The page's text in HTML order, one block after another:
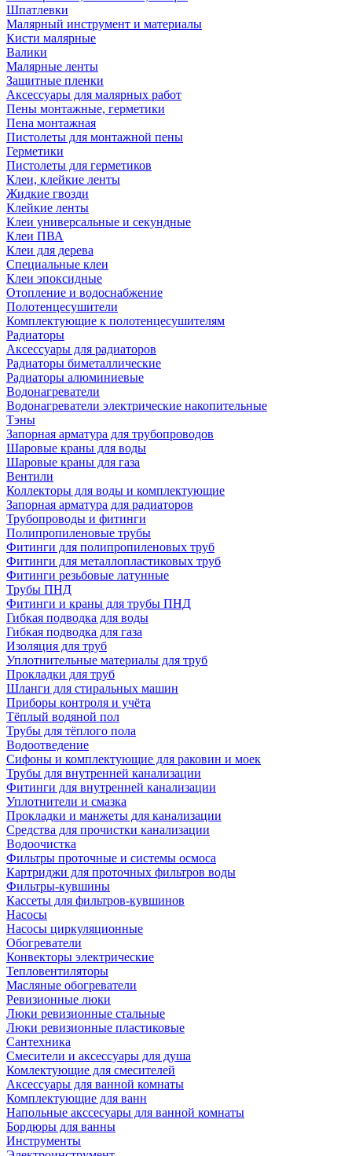
Шпатлевки
Малярный инструмент и материалы
Кисти малярные
Валики
Малярные ленты
Защитные пленки
Аксессуары для малярных работ
Пены монтажные, герметики
Пена монтажная
Пистолеты для монтажной пены
Герметики
Пистолеты для герметиков
Клеи, клейкие ленты
Жидкие гвозди
Клейкие ленты
Клеи универсальные и секундные
Клеи ПВА
Клеи для дерева
Специальные клеи
Клеи эпоксидные
Отопление и водоснабжение
Полотенцесушители
Комплектующие к полотенцесушителям
Радиаторы
Аксессуары для радиаторов
Радиаторы биметаллические
Радиаторы алюминиевые
Водонагреватели
Водонагреватели электрические накопительные
Тэны
Запорная арматура для трубопроводов
Шаровые краны для воды
Шаровые краны для газа
Вентили
Коллекторы для воды и комплектующие
Запорная арматура для радиаторов
Трубопроводы и фитинги
Полипропиленовые трубы
Фитинги для полипропиленовых труб
Фитинги для металлопластиковых труб
Фитинги резьбовые латунные
Трубы ПНД
Фитинги и краны для трубы ПНД
Гибкая подводка для воды
Гибкая подводка для газа
Изоляция для труб
Уплотнительные материалы для труб
Прокладки для труб
Шланги для стиральных машин
Приборы контроля и учёта
Тёплый водяной пол
Трубы для тёплого пола
Водоотведение
Сифоны и комплектующие для раковин и моек
Трубы для внутренней канализации
Фитинги для внутренней канализации
Уплотнители и смазка
Прокладки и манжеты для канализации
Средства для прочистки канализации
Водоочистка
Фильтры проточные и системы осмоса
Картриджи для проточных фильтров воды
Фильтры-кувшины
Кассеты для фильтров-кувшинов
Насосы
Насосы циркуляционные
Обогреватели
Конвекторы электрические
Тепловентиляторы
Масляные обогреватели
Ревизионные люки
Люки ревизионные стальные
Люки ревизионные пластиковые
Сантехника
Смесители и аксессуары для душа
Комлектующие для смесителей
Аксессуары для ванной комнаты
Комплектующие для ванн
Напольные акссесуары для ванной комнаты
Бордюры для ванны
Инструменты